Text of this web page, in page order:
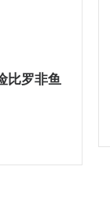
比罗非鱼